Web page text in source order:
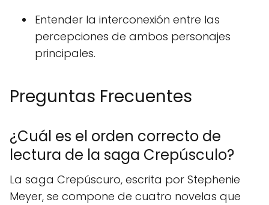
Entender la interconexión entre las
percepciones de ambos personajes
principales.
Preguntas Frecuentes
¿Cuál es el orden correcto de
lectura de la saga Crepúsculo?
La saga Crepúscuro, escrita por Stephenie
Meyer, se compone de cuatro novelas que